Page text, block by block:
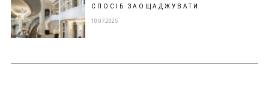
СПОСІБ ЗАОЩАДЖУВАТИ
10.07.2025